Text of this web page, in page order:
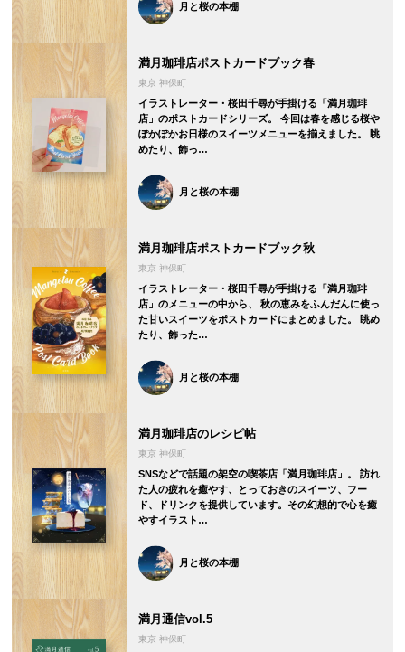
月と桜の本棚
満月珈琲店ポストカードブック春
東京 神保町
イラストレーター・桜田千尋が手掛ける「満月珈琲
店」のポストカードシリーズ。 今回は春を感じる桜や
ぽかぽかお日様のスイーツメニューを揃えました。 眺
めたり、飾っ…
月と桜の本棚
満月珈琲店ポストカードブック秋
東京 神保町
イラストレーター・桜田千尋が手掛ける「満月珈琲
店」のメニューの中から、 秋の恵みをふんだんに使っ
た甘いスイーツをポストカードにまとめました。 眺め
たり、飾った…
月と桜の本棚
満月珈琲店のレシピ帖
東京 神保町
SNSなどで話題の架空の喫茶店「満月珈琲店」。 訪れ
た人の疲れを癒やす、とっておきのスイーツ、フー
ド、ドリンクを提供しています。その幻想的で心を癒
やすイラスト…
月と桜の本棚
満月通信vol.5
東京 神保町